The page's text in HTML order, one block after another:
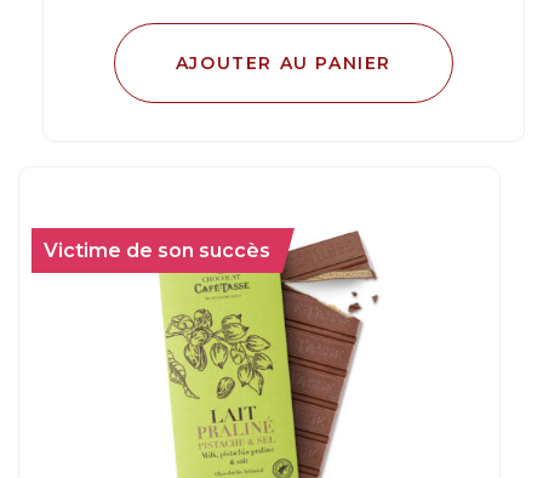
AJOUTER AU PANIER
Victime de son succès